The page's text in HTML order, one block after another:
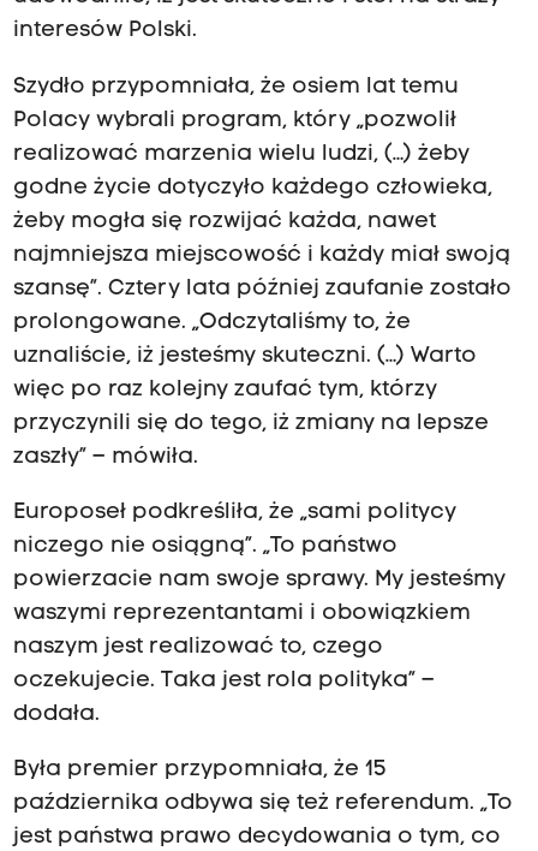
interesów Polski.
Szydło przypomniała, że osiem lat temu
Polacy wybrali program, który „pozwolił
realizować marzenia wielu ludzi, (…) żeby
godne życie dotyczyło każdego człowieka,
żeby mogła się rozwijać każda, nawet
najmniejsza miejscowość i każdy miał swoją
szansę”. Cztery lata później zaufanie zostało
prolongowane. „Odczytaliśmy to, że
uznaliście, iż jesteśmy skuteczni. (…) Warto
więc po raz kolejny zaufać tym, którzy
przyczynili się do tego, iż zmiany na lepsze
zaszły” – mówiła.
Europoseł podkreśliła, że „sami politycy
niczego nie osiągną”. „To państwo
powierzacie nam swoje sprawy. My jesteśmy
waszymi reprezentantami i obowiązkiem
naszym jest realizować to, czego
oczekujecie. Taka jest rola polityka” –
dodała.
Była premier przypomniała, że 15
października odbywa się też referendum. „To
jest państwa prawo decydowania o tym, co